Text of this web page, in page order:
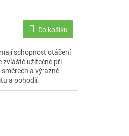
Do košíku
schopnost otáčení
zvláště užitečné při
a výrazně
a pohodlí.